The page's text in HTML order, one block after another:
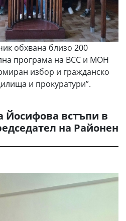
обхвана близо 200
програма на ВСС и МОН
избор и гражданско
и прокуратури”.
Йосифова встъпи в
на Районен